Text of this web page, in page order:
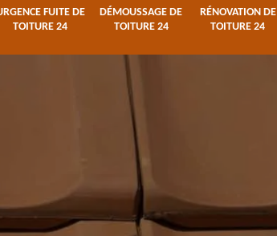
FUITE DE
TOITURE 24
DÉMOUSSAGE DE
TOITURE 24
RÉNOVATION DE
TOITURE 24
Réparation de toiture